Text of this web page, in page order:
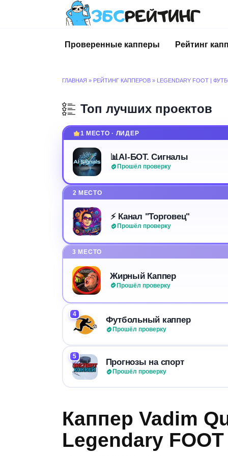
Проверенные капперы
Рейтинг
ГЛАВНАЯ » РЕЙТИНГ КАППЕРОВ » LEGENDARY FOOT |
Топ лучших проектов
1 МЕСТО · ЛИДЕР
📊AI-БОТ. Сигналы
Прошёл проверку
2 МЕСТО
⚡️ Канал "Торговец"
Прошёл проверку
3 МЕСТО
Жирный Каппер
Прошёл проверку
4
Футбольный каппер
Прошёл проверку
5
Прогнозы на спорт
Прошёл проверку
Каппер Vadim
Legendary